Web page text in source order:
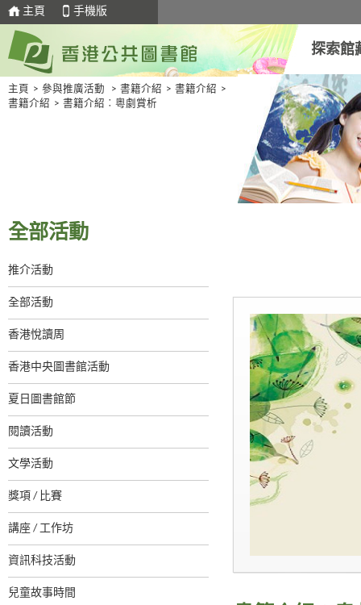
主頁 手機版
探索館
主頁 > 參與推廣活動 > 書籍介紹 > 書籍介紹 >
書籍介紹 > 書籍介紹︰粵劇賞析
全部活動
推介活動
全部活動
香港悅讀周
香港中央圖書館活動
夏日圖書館節
閱讀活動
文學活動
獎項 / 比賽
講座 / 工作坊
資訊科技活動
兒童故事時間